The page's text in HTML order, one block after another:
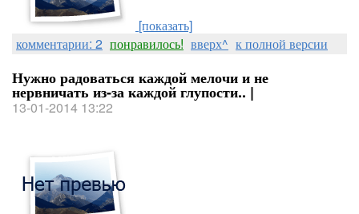
[показать]
комментарии: 2 понравилось! вверх^ к полной версии
Нужно радоваться каждой мелочи и не
нервничать из-за каждой глупости.. |
13-01-2014 13:22